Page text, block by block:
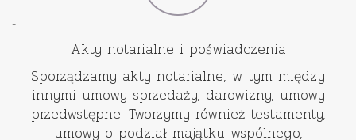
-
Akty notarialne i poświadczenia
Sporządzamy akty notarialne, w tym między
innymi umowy sprzedaży, darowizny, umowy
przedwstępne. Tworzymy również testamenty,
umowy o podział majątku wspólnego,